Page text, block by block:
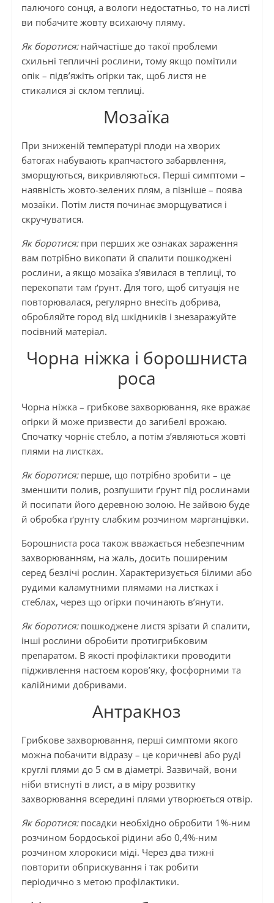
палючого сонця, а вологи недостатньо, то на листі
ви побачите жовту всихаючу пляму.
Як боротися:найчастіше до такої проблеми
схильні тепличні рослини, тому якщо помітили
опік – підв’яжіть огірки так, щоб листя не
стикалися зі склом теплиці.
Мозаїка
При зниженій температурі плоди на хворих
батогах набувають крапчастого забарвлення,
зморщуються, викривляються. Перші симптоми –
наявність жовто-зелених плям, а пізніше – поява
мозаїки. Потім листя починає зморщуватися і
скручуватися.
Як боротися:при перших же ознаках зараження
вам потрібно викопати й спалити пошкоджені
рослини, а якщо мозаїка з’явилася в теплиці, то
перекопати там ґрунт. Для того, щоб ситуація не
повторювалася, регулярно внесіть добрива,
обробляйте город від шкідників і знезаражуйте
посівний матеріал.
Чорна ніжка і борошниста
роса
Чорна ніжка – грибкове захворювання, яке вражає
огірки й може призвести до загибелі врожаю.
Спочатку чорніє стебло, а потім з’являються жовті
плями на листках.
Як боротися: перше, що потрібно зробити – це
зменшити полив, розпушити ґрунт під рослинами
й посипати його деревною золою. Не зайвою буде
й обробка ґрунту слабким розчином марганцівки.
Борошниста роса також вважається небезпечним
захворюванням, на жаль, досить поширеним
серед безлічі рослин. Характеризується білими або
рудими каламутними плямами на листках і
стеблах, через що огірки починають в’янути.
Як боротися:пошкоджене листя зрізати й спалити,
інші рослини обробити протигрибковим
препаратом. В якості профілактики проводити
підживлення настоєм коров’яку, фосфорними та
калійними добривами.
Антракноз
Грибкове захворювання, перші симптоми якого
можна побачити відразу – це коричневі або руді
круглі плями до 5 см в діаметрі. Зазвичай, вони
ніби втиснуті в лист, а в міру розвитку
захворювання всередині плями утворюється отвір.
Як боротися: посадки необхідно обробити 1%-ним
розчином бордоської рідини або 0,4%-ним
розчином хлорокиси міді. Через два тижні
повторити обприскування і так робити
періодично з метою профілактики.